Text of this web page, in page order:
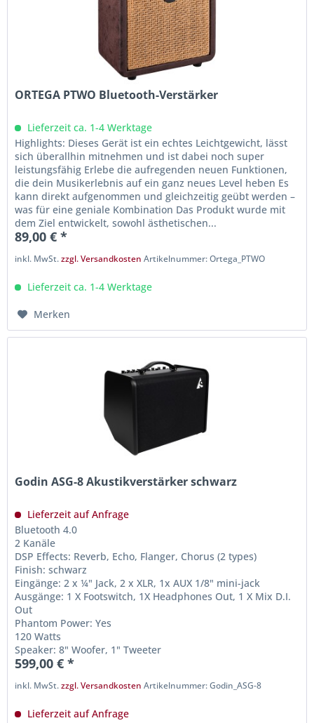
ORTEGA PTWO Bluetooth-Verstärker
Lieferzeit ca. 1-4 Werktage
Highlights: Dieses Gerät ist ein echtes Leichtgewicht, lässt
sich überallhin mitnehmen und ist dabei noch super
leistungsfähig Erlebe die aufregenden neuen Funktionen,
die dein Musikerlebnis auf ein ganz neues Level heben Es
kann direkt aufgenommen und gleichzeitig geübt werden –
was für eine geniale Kombination Das Produkt wurde mit
dem Ziel entwickelt, sowohl ästhetischen...
89,00 € *
inkl. MwSt.zzgl. Versandkosten Artikelnummer: Ortega_PTWO
Lieferzeit ca. 1-4 Werktage
Merken
Godin ASG-8 Akustikverstärker schwarz
Lieferzeit auf Anfrage
Bluetooth 4.0
2 Kanäle
DSP Effects: Reverb, Echo, Flanger, Chorus (2 types)
Finish: schwarz
Eingänge: 2 x ¼" Jack, 2 x XLR, 1x AUX 1/8" mini-jack
Ausgänge: 1 X Footswitch, 1X Headphones Out, 1 X Mix D.I.
Out
Phantom Power: Yes
120 Watts
Speaker: 8" Woofer, 1" Tweeter
599,00 € *
inkl. MwSt.zzgl. Versandkosten Artikelnummer: Godin_ASG-8
Lieferzeit auf Anfrage